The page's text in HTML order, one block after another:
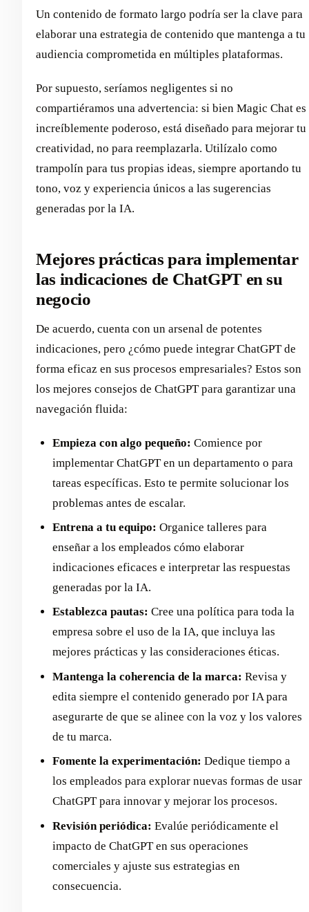
Un contenido de formato largo podría ser la clave para
elaborar una estrategia de contenido que mantenga a tu
audiencia comprometida en múltiples plataformas.
Por supuesto, seríamos negligentes si no
compartiéramos una advertencia: si bien Magic Chat es
increíblemente poderoso, está diseñado para mejorar tu
creatividad, no para reemplazarla. Utilízalo como
trampolín para tus propias ideas, siempre aportando tu
tono, voz y experiencia únicos a las sugerencias
generadas por la IA.
Mejores prácticas para implementar
las indicaciones de ChatGPT en su
negocio
De acuerdo, cuenta con un arsenal de potentes
indicaciones, pero ¿cómo puede integrar ChatGPT de
forma eficaz en sus procesos empresariales? Estos son
los mejores consejos de ChatGPT para garantizar una
navegación fluida:
Empieza con algo pequeño: Comience por
implementar ChatGPT en un departamento o para
tareas específicas. Esto te permite solucionar los
problemas antes de escalar.
Entrena a tu equipo: Organice talleres para
enseñar a los empleados cómo elaborar
indicaciones eficaces e interpretar las respuestas
generadas por la IA.
Establezca pautas: Cree una política para toda la
empresa sobre el uso de la IA, que incluya las
mejores prácticas y las consideraciones éticas.
Mantenga la coherencia de la marca: Revisa y
edita siempre el contenido generado por IA para
asegurarte de que se alinee con la voz y los valores
de tu marca.
Fomente la experimentación: Dedique tiempo a
los empleados para explorar nuevas formas de usar
ChatGPT para innovar y mejorar los procesos.
Revisión periódica: Evalúe periódicamente el
impacto de ChatGPT en sus operaciones
comerciales y ajuste sus estrategias en
consecuencia.